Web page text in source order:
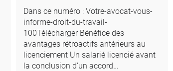
Dans ce numéro : Votre-avocat-vous-
informe-droit-du-travail-
100Télécharger Bénéfice des
avantages rétroactifs antérieurs au
licenciement Un salarié licencié avant
la conclusion d’un accord…